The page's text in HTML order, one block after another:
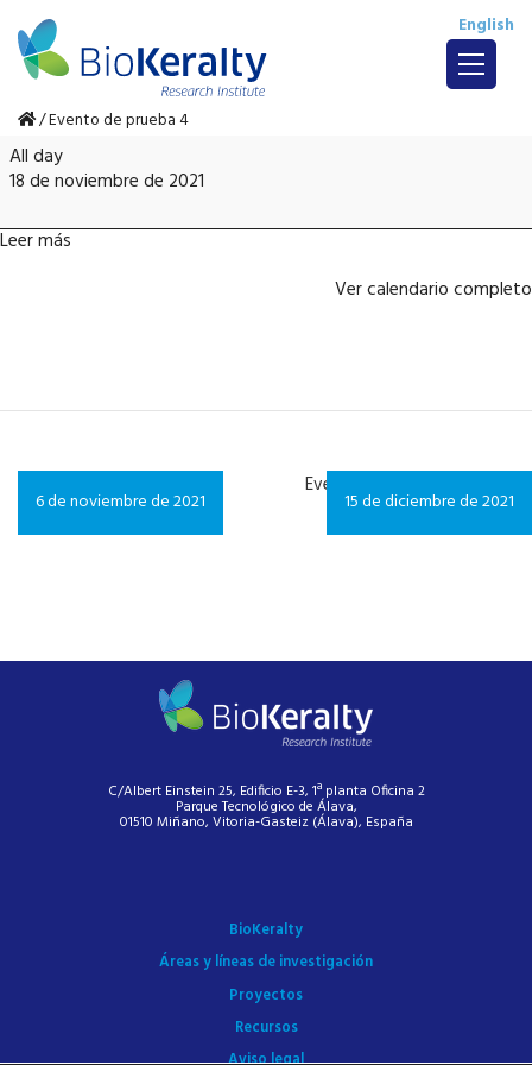
English
/Evento de prueba 4
Evento
de
4
All day
18 de noviembre de 2021
Leer más
Ver calendario completo
3
6 de noviembre de 2021
Evento futuro 2
15 de diciembre de 2021
C/Albert Einstein 25, Edificio E-3, 1ª planta Oficina 2
Parque Tecnológico de Álava,
01510 Miñano, Vitoria-Gasteiz (Álava), España
BioKeralty
Áreas y líneas de investigación
Proyectos
Recursos
Aviso legal